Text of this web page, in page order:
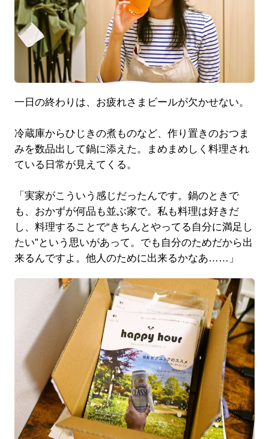
一日の終わりは、お疲れさまビールが欠かせない。
冷蔵庫からひじきの煮ものなど、作り置きのおつま
みを数品出して鍋に添えた。まめまめしく料理され
ている日常が見えてくる。
「実家がこういう感じだったんです。鍋のときで
も、おかずが何品も並ぶ家で。私も料理は好きだ
し、料理することで“きちんとやってる自分に満足し
たい”という思いがあって。でも自分のためだから出
来るんですよ。他人のために出来るかなあ……」